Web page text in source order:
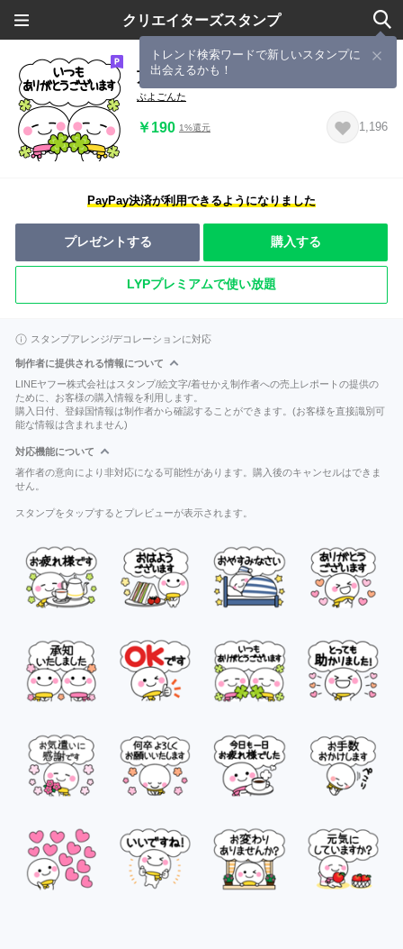
クリエイターズスタンプ
トレンド検索ワードで新しいスタンプに
出会えるかも！
万能！大人の優しい敬語
ぶよごんた
￥190 1%還元 1,196
PayPay決済が利用できるようになりました
プレゼントする 購入する
LYPプレミアムで使い放題
スタンプアレンジ/デコレーションに対応
制作者に提供される情報について
LINEヤフー株式会社はスタンプ/絵文字/着せかえ制作者への売上レポートの提供の
ために、お客様の購入情報を利用します。
購入日付、登録国情報は制作者から確認することができます。(お客様を直接識別可
能な情報は含まれません)
対応機能について
著作者の意向により非対応になる可能性があります。購入後のキャンセルはできま
せん。
スタンプをタップするとプレビューが表示されます。